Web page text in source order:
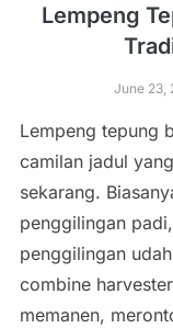
Lempeng
June 23,
Lempeng tepung
camilan jadul
sekarang.
penggilingan
penggilingan
combine
memanen,